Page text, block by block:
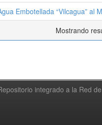
Embotellada “Vilcagua” al
Mostrando
integrado a la Red